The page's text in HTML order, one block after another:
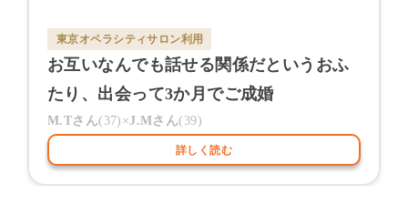
東京オペラシティサロン利用
お互いなんでも話せる関係だというおふ
たり、出会って3か月でご成婚
M.Tさん( 37)×J.Mさん( 39)
詳しく読む